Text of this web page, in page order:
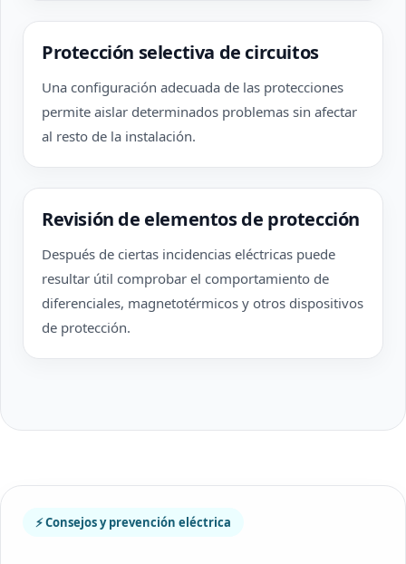
Protección selectiva de circuitos
Una configuración adecuada de las protecciones
permite aislar determinados problemas sin afectar
al resto de la instalación.
Revisión de elementos de protección
Después de ciertas incidencias eléctricas puede
resultar útil comprobar el comportamiento de
diferenciales, magnetotérmicos y otros dispositivos
de protección.
⚡ Consejos y prevención eléctrica